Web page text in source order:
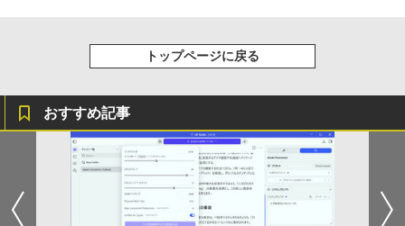
トップページに戻る
おすすめ記事